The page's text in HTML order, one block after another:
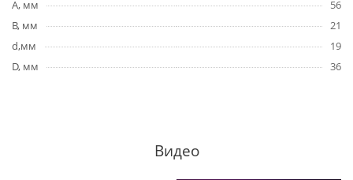
A, мм
56
B, мм
21
d,мм
19
D, мм
36
Видео